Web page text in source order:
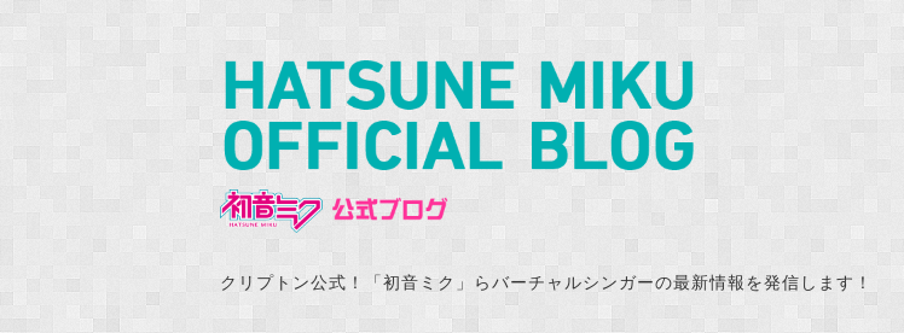
クリプトン公式！「初音ミク」らバーチャルシンガーの最新情報を発信します！